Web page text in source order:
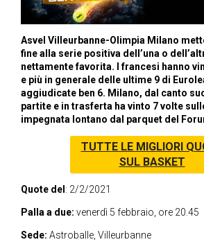
Asvel Villeurbanne-Olimpia Milano
fine alla serie positiva dell’una o
nettamente favorita. I francesi hanno
e più in generale delle ultime 9 di
aggiudicate ben 6. Milano, dal canto
partite e in trasferta ha vinto 7 volte
impegnata lontano dal parquet del
TUTTE LE MIGLIORI
SUL BASKET
Quote del : 2/2/2021
Palla a due: venerdì 5 febbraio, ore 20.45
Sede: Astroballe, Villeurbanne